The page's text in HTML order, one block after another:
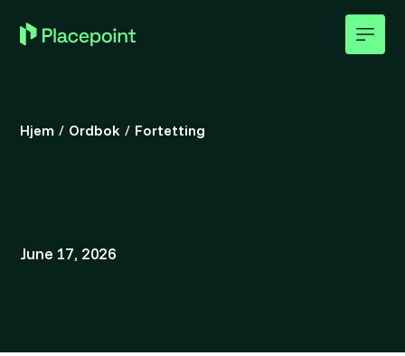
Hjem / Ordbok / Fortetting
June 17, 2026